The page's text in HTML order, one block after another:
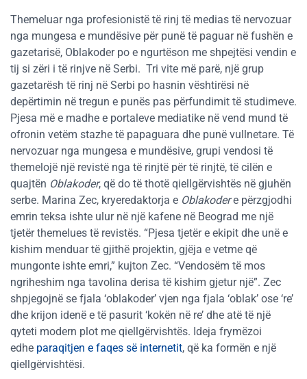
Themeluar nga profesionistë të rinj të medias të nervozuar
nga mungesa e mundësive për punë të paguar në fushën e
gazetarisë, Oblakoder po e ngurtëson me shpejtësi vendin e
tij si zëri i të rinjve në Serbi. Tri vite më parë, një grup
gazetarësh të rinj në Serbi po hasnin vështirësi në
depërtimin në tregun e punës pas përfundimit të studimeve.
Pjesa më e madhe e portaleve mediatike në vend mund të
ofronin vetëm stazhe të papaguara dhe punë vullnetare. Të
nervozuar nga mungesa e mundësive, grupi vendosi të
themelojë një revistë nga të rinjtë për të rinjtë, të cilën e
quajtën Oblakoder, që do të thotë qiellgërvishtës në gjuhën
serbe. Marina Zec, kryeredaktorja e Oblakodere përzgjodhi
emrin teksa ishte ulur në një kafene në Beograd me një
tjetër themelues të revistës. “Pjesa tjetër e ekipit dhe unë e
kishim menduar të gjithë projektin, gjëja e vetme që
mungonte ishte emri,” kujton Zec. “Vendosëm të mos
ngriheshim nga tavolina derisa të kishim gjetur një”. Zec
shpjegojnë se fjala ‘oblakoder’ vjen nga fjala ‘oblak’ ose ‘re’
dhe krijon idenë e të pasurit ‘kokën në re’ dhe atë të një
qyteti modern plot me qiellgërvishtës. Ideja frymëzoi
edhe paraqitjen e faqes së internetit, që ka formën e një
qiellgërvishtësi.